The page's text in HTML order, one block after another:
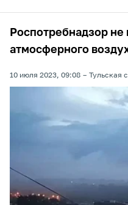
Роспотребнадзор не
атмосферного
10 июля 2023, 09:08 Тульская